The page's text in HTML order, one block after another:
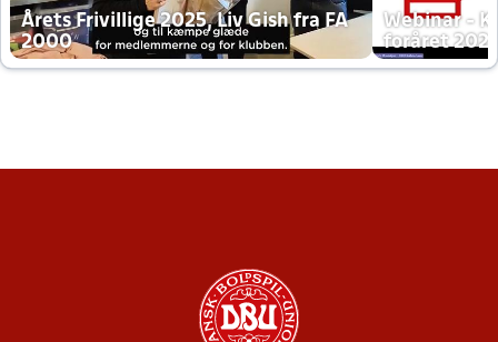
Årets Frivillige 2025, Liv Gish fra FA
2000
Webinar -
foråret